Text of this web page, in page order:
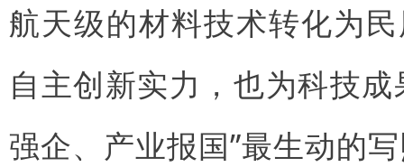
航天级的材料技术转化为
自主创新实力，也为科技
强企、产业报国”最生动的